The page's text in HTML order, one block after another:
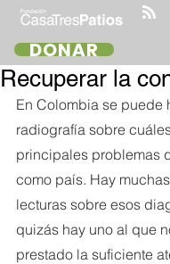
DONAR
Recuperar la
En Colombia se puede
radiografía sobre
principales problemas
como país. Hay
lecturas sobre esos
quizás hay uno al que
prestado la suficiente